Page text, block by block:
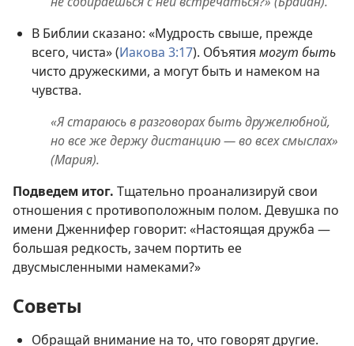
В Библии сказано: «Мудрость свыше, прежде
всего, чиста» (Иакова 3:17). Объятия могут быть
чисто дружескими, а могут быть и намеком на
чувства.
«Я стараюсь в разговорах быть дружелюбной,
но все же держу дистанцию — во всех смыслах»
(Мария).
Подведем итог. Тщательно проанализируй свои
отношения с противоположным полом. Девушка по
имени Дженнифер говорит: «Настоящая дружба —
большая редкость, зачем портить ее
двусмысленными намеками?»
Советы
Обращай внимание на то, что говорят другие.